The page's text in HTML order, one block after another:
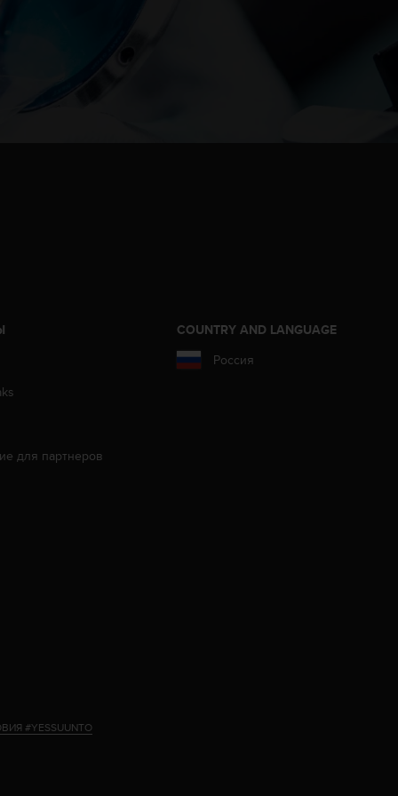
для партнеров
COUNTRY AND LANGUAGE
Россия
#YESSUUNTO